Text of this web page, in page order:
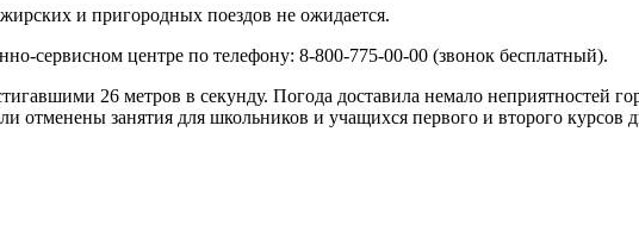
и пригородных поездов не ожидается.
сервисном центре по телефону: 8-800-775-00-00 (звонок бесплатный).
26 метров в секунду. Погода доставила немало неприятностей
отменены занятия для школьников и учащихся первого и второго курсов